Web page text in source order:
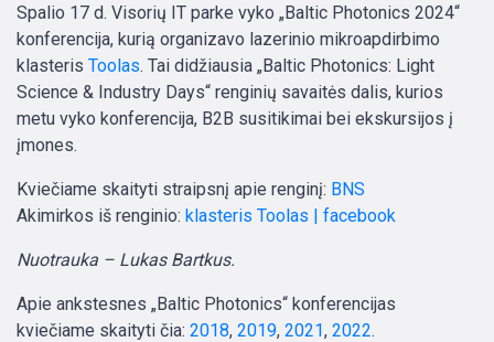
Spalio 17 d. Visorių IT parke vyko „Baltic Photonics 2024“
konferencija, kurią organizavo lazerinio mikroapdirbimo
klasteris Toolas. Tai didžiausia „Baltic Photonics: Light
Science & Industry Days“ renginių savaitės dalis, kurios
metu vyko konferencija, B2B susitikimai bei ekskursijos į
įmones.
Kviečiame skaityti straipsnį apie renginį: BNS
Akimirkos iš renginio: klasteris Toolas | facebook
Nuotrauka – Lukas Bartkus.
Apie ankstesnes „Baltic Photonics“ konferencijas
kviečiame skaityti čia: 2018, 2019, 2021, 2022.